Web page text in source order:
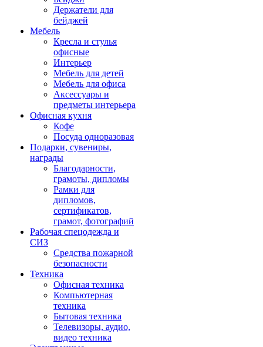
Держатели для
бейджей
Мебель
Кресла и стулья
офисные
Интерьер
Мебель для детей
Мебель для офиса
Аксессуары и
предметы интерьера
Офисная кухня
Кофе
Посуда одноразовая
Подарки, сувениры,
награды
Благодарности,
грамоты, дипломы
Рамки для
дипломов,
сертификатов,
грамот, фотографий
Рабочая спецодежда и
СИЗ
Средства пожарной
безопасности
Техника
Офисная техника
Компьютерная
техника
Бытовая техника
Телевизоры, аудио,
видео техника